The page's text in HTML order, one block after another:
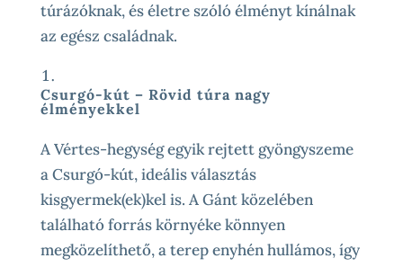
túrázóknak, és életre szóló élményt kínálnak
az egész családnak.
Csurgó-kút – Rövid túra nagy
élményekkel
A Vértes-hegység egyik rejtett gyöngyszeme
a Csurgó-kút, ideális választás
kisgyermek(ek)kel is. A Gánt közelében
található forrás környéke könnyen
megközelíthető, a terep enyhén hullámos, így